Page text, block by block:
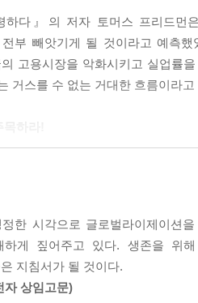
하다』의 저자 토머스 프리드먼
전부 빼앗기게 될 것이라고 예측
고용시장을 악화시키고 실업률
는 거스를 수 없는 거대한 흐름이라
힘으로 결정지었다. 저자는 구
로 이루어진다. 아울러 서비스업
계적인 기업인 나이키와 월마트
맛에 맞는 맞춤형 마케팅으로 자
장 철수라는 굴욕을 겪은 일이 있
정한 시각으로 글로벌라이제이션
하게 짚어주고 있다. 생존을 위
지침서가 될 것이다.
자 상임고문)